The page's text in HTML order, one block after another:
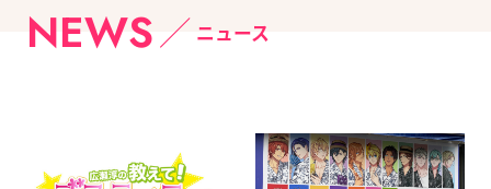
NEWS ニュース